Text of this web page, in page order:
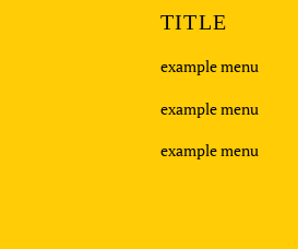
TITLE
example menu
example menu
example menu